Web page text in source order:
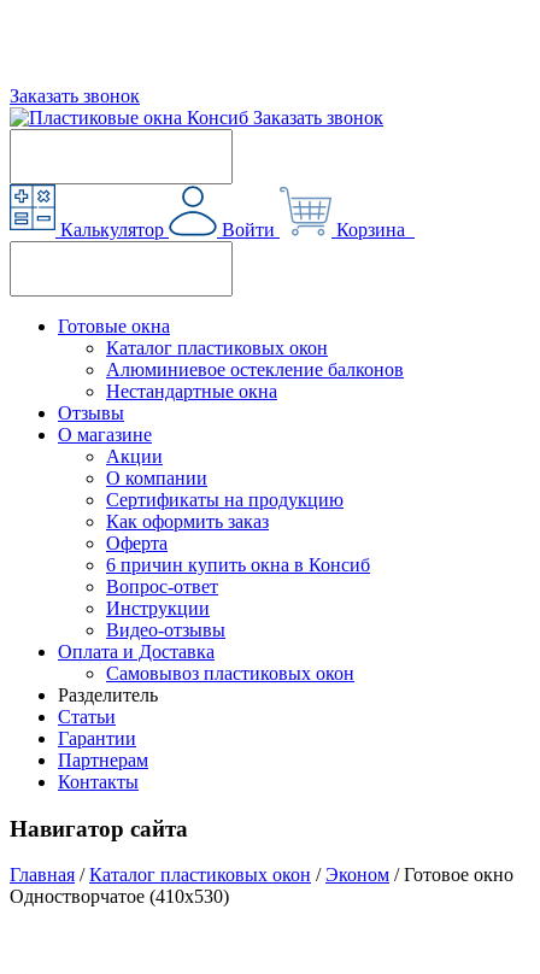
Заказать звонок
Заказать звонок
Калькулятор Войти Корзина
Готовые окна
Каталог пластиковых окон
Алюминиевое остекление балконов
Нестандартные окна
Отзывы
О магазине
Акции
О компании
Сертификаты на продукцию
Как оформить заказ
Оферта
6 причин купить окна в Консиб
Вопрос-ответ
Инструкции
Видео-отзывы
Оплата и Доставка
Самовывоз пластиковых окон
Разделитель
Статьи
Гарантии
Партнерам
Контакты
Навигатор сайта
Главная /Каталог пластиковых окон /Эконом /Готовое окно
Одностворчатое (410х530)